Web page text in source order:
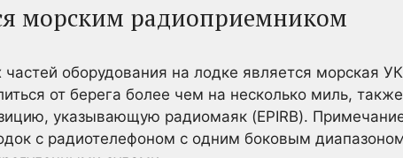
морским радиоприемником
оборудования на лодке является морская
от берега более чем на несколько миль,
указывающую радиомаяк (EPIRB).
с радиотелефоном с одним боковым